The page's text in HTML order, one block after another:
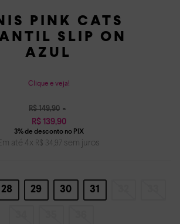
PINK CATS
SLIP ON
AZUL
Clique e veja!
R$ 149,90
R$ 139,90
até 4x R$ 34 ,97 sem juros
28 29 30 31